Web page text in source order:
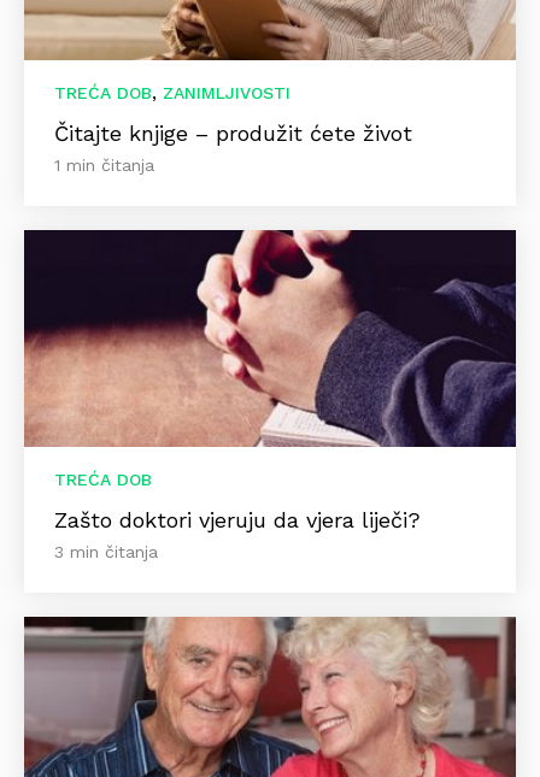
TREĆA DOB, ZANIMLJIVOSTI
Čitajte knjige – produžit ćete život
1 min čitanja
TREĆA DOB
Zašto doktori vjeruju da vjera liječi?
3 min čitanja